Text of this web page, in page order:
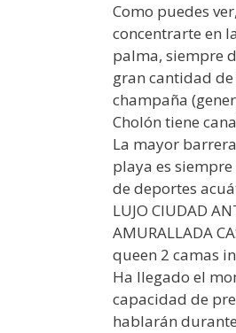
Como puedes
concentrarte en
palma, siempre
gran cantidad de
champaña
Cholón tiene
La mayor
playa es
de deportes
LUJO CIUDAD
AMURALLADA
queen 2 camas
Ha llegado el
capacidad de
hablarán